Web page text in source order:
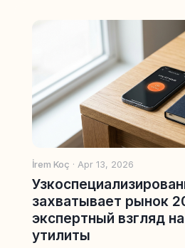
İrem Koç · Apr 13, 2026
захватывает рынок
экспертный взгляд
утилиты